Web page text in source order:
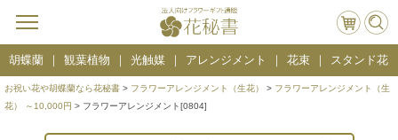
胡蝶蘭 観葉植物 光触媒 アレンジメント 花束 スタンド花
お祝い花や胡蝶蘭なら花秘書 > フラワーアレンジメント（生花） > フラワーアレンジメント（生
花） ～10,000円 > フラワーアレンジメント[0804]